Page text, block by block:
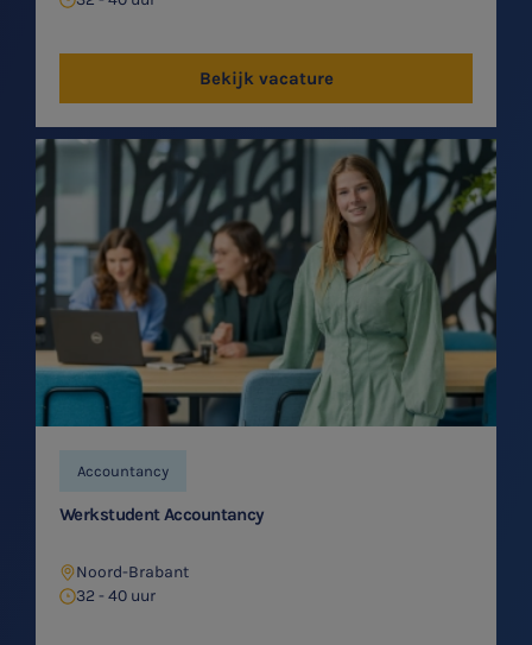
Bekijk vacature
Accountancy
Werkstudent Accountancy
Noord-Brabant
32 - 40 uur